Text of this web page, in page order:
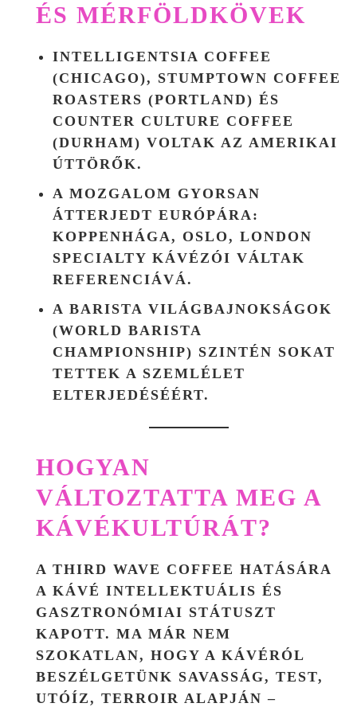
ÉS MÉRFÖLDKÖVEK
INTELLIGENTSIA COFFEE
(CHICAGO), STUMPTOWN COFFEE
ROASTERS (PORTLAND) ÉS
COUNTER CULTURE COFFEE
(DURHAM) VOLTAK AZ AMERIKAI
ÚTTÖRŐK.
A MOZGALOM GYORSAN
ÁTTERJEDT EURÓPÁRA:
KOPPENHÁGA, OSLO, LONDON
SPECIALTY KÁVÉZÓI VÁLTAK
REFERENCIÁVÁ.
A BARISTA VILÁGBAJNOKSÁGOK
(WORLD BARISTA
CHAMPIONSHIP) SZINTÉN SOKAT
TETTEK A SZEMLÉLET
ELTERJEDÉSÉÉRT.
HOGYAN
VÁLTOZTATTA MEG A
KÁVÉKULTÚRÁT?
A THIRD WAVE COFFEE HATÁSÁRA
A KÁVÉ INTELLEKTUÁLIS ÉS
GASZTRONÓMIAI STÁTUSZT
KAPOTT. MA MÁR NEM
SZOKATLAN, HOGY A KÁVÉRÓL
BESZÉLGETÜNK SAVASSÁG, TEST,
UTÓÍZ, TERROIR ALAPJÁN –